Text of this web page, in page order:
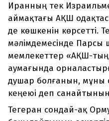
Иранның тек
аймақтағы АҚШ
де көшкенін көрсетті.
мәлімдемесінде
мемлекеттер «АҚШ-
аумағында
душар болғанын, мұны
кеңеюі деп санайтынын
Тегеран сондай-ақ